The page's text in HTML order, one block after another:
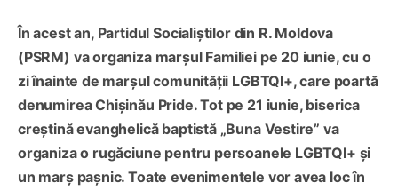
În acest an, Partidul Socialiștilor din R. Moldova
(PSRM) va organiza marșul Familiei pe 20 iunie, cu o
zi înainte de marșul comunității LGBTQI+, care poartă
denumirea Chișinău Pride. Tot pe 21 iunie, biserica
creștină evanghelică baptistă „Buna Vestire” va
organiza o rugăciune pentru persoanele LGBTQI+ și
un marș pașnic. Toate evenimentele vor avea loc în